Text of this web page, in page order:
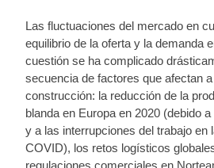
Las fluctuaciones del mercado en
equilibrio de la oferta y la demanda
cuestión se ha complicado
secuencia de factores que afectan
construcción: la reducción de la
blanda en Europa en 2020 (debido
y a las interrupciones del trabajo en
COVID), los retos logísticos
regulaciones comerciales en